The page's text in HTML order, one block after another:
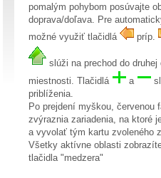
pomalým pohybom posúvajte
doprava/doľava. Pre
možné využiť tlačidlá
príp.
slúži na prechod do druhej
miestnosti. Tlačidlá
a
priblíženia.
Po prejdení myškou, červenou
zvýraznia zariadenia, na ktoré
a vyvolať tým kartu zvoleného
Všetky aktívne oblasti
tlačidla "medzera"